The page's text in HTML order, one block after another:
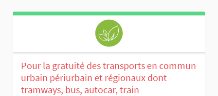
Pour la gratuité des transports en commun
urbain périurbain et régionaux dont
tramways, bus, autocar, train